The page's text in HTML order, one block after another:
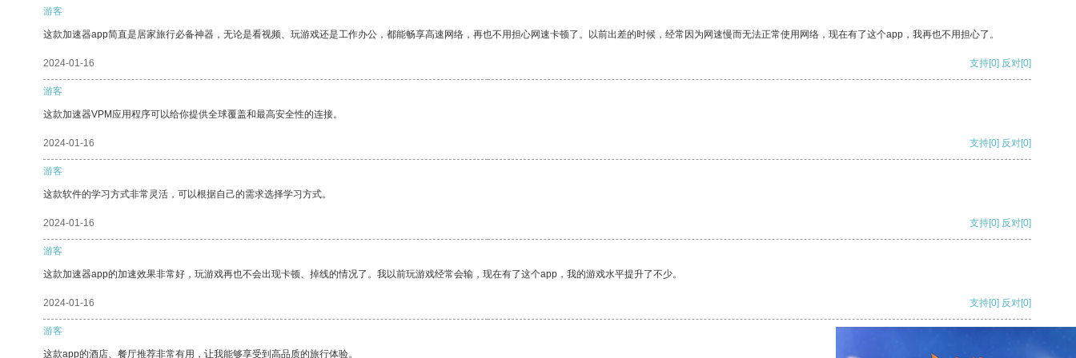
游客
这款加速器app简直是居家旅行必备神器，无论是看视频、玩游戏还是工作办公，都能畅享高速网络，再也不用担心网速卡顿了。以前出差的时候，经常因为网速慢而无法正常使用网络，现在有了这个app，我再也不用担心了。
2024-01-16 支持[0] 反对[0]
游客
这款加速器VPM应用程序可以给你提供全球覆盖和最高安全性的连接。
2024-01-16 支持[0] 反对[0]
游客
这款软件的学习方式非常灵活，可以根据自己的需求选择学习方式。
2024-01-16 支持[0] 反对[0]
游客
这款加速器app的加速效果非常好，玩游戏再也不会出现卡顿、掉线的情况了。我以前玩游戏经常会输，现在有了这个app，我的游戏水平提升了不少。
2024-01-16 支持[0] 反对[0]
游客
这款app的酒店、餐厅推荐非常有用，让我能够享受到高品质的旅行体验。